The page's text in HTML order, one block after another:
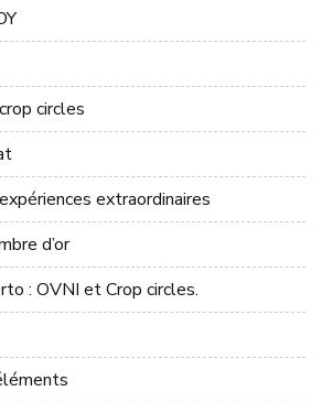
circles
extraordinaires
d’or
: OVNI et Crop circles.